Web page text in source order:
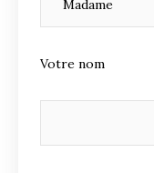
Votre nom